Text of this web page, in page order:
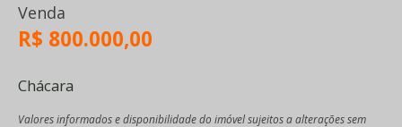
Venda
R$ 800.000,00
Chácara
Valores informados e disponibilidade do imóvel sujeitos a alterações sem